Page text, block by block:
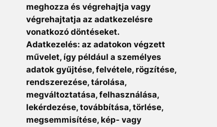
meghozza és végrehajtja vagy
végrehajtatja az adatkezelésre
vonatkozó döntéseket.
Adatkezelés: az adatokon végzett
művelet, így például a személyes
adatok gyűjtése, felvétele, rögzítése,
rendszerezése, tárolása,
megváltoztatása, felhasználása,
lekérdezése, továbbítása, törlése,
megsemmisítése, kép- vagy